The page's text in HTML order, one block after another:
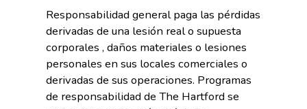
Responsabilidad general paga las pérdidas
derivadas de una lesión real o supuesta
corporales , daños materiales o lesiones
personales en sus locales comerciales o
derivadas de sus operaciones. Programas
de responsabilidad de The Hartford se